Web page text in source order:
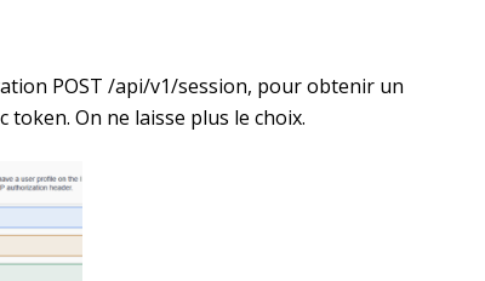
POST /api/v1/session, pour obtenir un
On ne laisse plus le choix.